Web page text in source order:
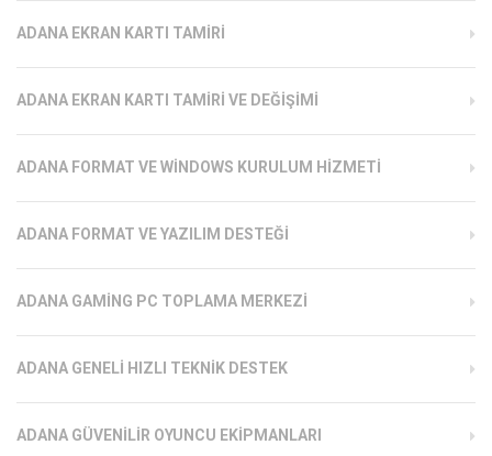
ADANA EKRAN KARTI TAMIRI
ADANA EKRAN KARTI TAMIRI VE DEĞIŞIMI
ADANA FORMAT VE WINDOWS KURULUM HIZMETI
ADANA FORMAT VE YAZILIM DESTEĞI
ADANA GAMING PC TOPLAMA MERKEZI
ADANA GENELI HIZLI TEKNIK DESTEK
ADANA GÜVENILIR OYUNCU EKIPMANLARI